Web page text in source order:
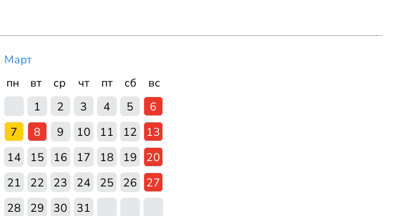
Март
пн
вт ср чт пт сб
вс
1
2 3 4 5
6
7
8 9 10 11 12
13
14
15 16 17 18 19
20
21
22 23 24 25 26
27
28
29 30 31